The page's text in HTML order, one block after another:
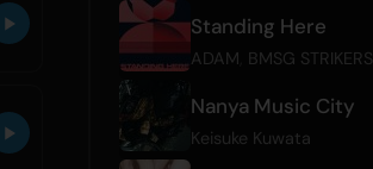
Standing Here
ADAM BMSG STRIKERS
Nanya Music City
Keisuke Kuwata